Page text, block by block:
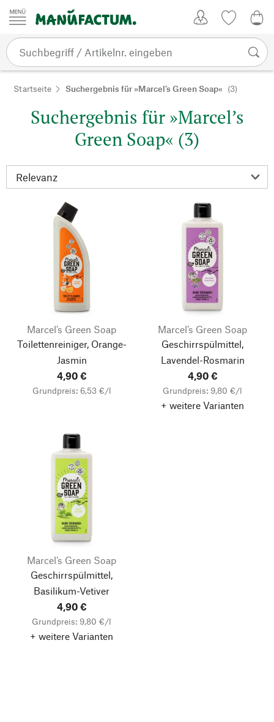
Zum Inhalt springen
Startseite Suchergebnis für »Marcel’s Green Soap« (3)
Suchergebnis für »Marcel’s
Green Soap« (3)
Marcel’s Green Soap
Toilettenreiniger, Orange-
Jasmin
4,90 €
Grundpreis: 6,53 €/l
Marcel’s Green Soap
Geschirrspülmittel,
Lavendel-Rosmarin
4,90 €
Grundpreis: 9,80 €/l
+ weitere Varianten
Marcel’s Green Soap
Geschirrspülmittel,
Basilikum-Vetiver
4,90 €
Grundpreis: 9,80 €/l
+ weitere Varianten